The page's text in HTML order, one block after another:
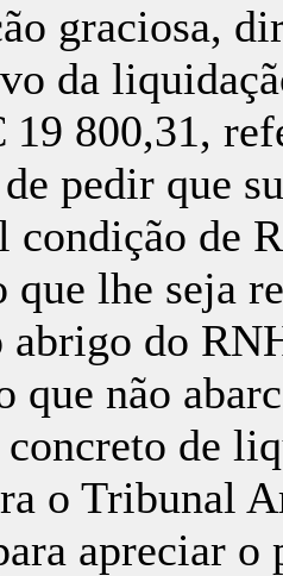
graciosa,
da
19 800,31,
de pedir que
condição de
que lhe seja
do
que não
de
o Tribunal
apreciar